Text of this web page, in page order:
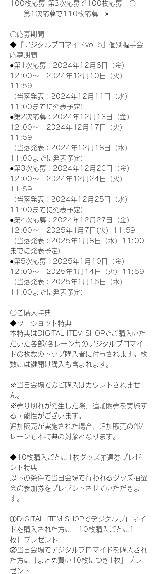
100枚応募 第3次応募で100枚応募　〇
第1次応募で110枚応募　×
〇応募期間
◆『デジタルブロマイドvol.5』個別握手会
応募期間
●第1次応募：2024年12月6日（金）
12:00～　2024年12月10日（火）
11:59
（当落発表：2024年12月11日（水）
11:00までに発表予定）
●第2次応募：2024年12月13日（金）
12:00～　2024年12月17日（火）
11:59
（当落発表：2024年12月18日（水）
11:00までに発表予定）
●第3次応募：2024年12月20日（金）
12:00～　2024年12月24日（火）
11:59
（当落発表：2024年12月25日（水）
11:00までに発表予定）
●第4次応募：2024年12月27日（金）
12:00～　2025年1月7日(火）11:59
（当落発表：2025年1月8日（水）11:00
までに発表予定）
●第5次応募：2025年1月10日（金）
12:00～　2025年1月14日（火）11:59
（当落発表：2025年1月15日（水）
11:00までに発表予定）
〇ご購入特典
◆ツーショット特典
本特典はDIGITAL ITEM SHOPでご購入いた
だいた各部/各レーン毎のデジタルブロマイ
ドの枚数のトップ購入者に付与されます。枚
数には鍵開け購入も含まれます。
※当日会場でのご購入はカウントされませ
ん。
※売り切れが発生した際、追加販売を実施す
る可能性がございます。
追加販売が実施された場合、追加販売の部/
レーンも本特典の対象となります。
◆10枚購入ごとに1枚グッズ抽選券プレゼ
ント特典
以下の条件で当日会場で行われるグッズ抽選
会の参加券をプレゼントさせていただきま
す。
①DIGITAL ITEM SHOPでデジタルブロマイ
ドを購入された方に「10枚購入ごとに1
枚」プレゼント
②当日会場でデジタルブロマイドを購入され
た方に「まとめ買い10枚につき1枚」プレ
ゼント